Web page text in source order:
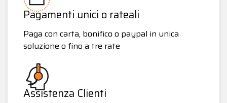
Pagamenti unici o rateali
Paga con carta, bonifico o paypal in unica
soluzione o fino a tre rate
Assistenza Clienti